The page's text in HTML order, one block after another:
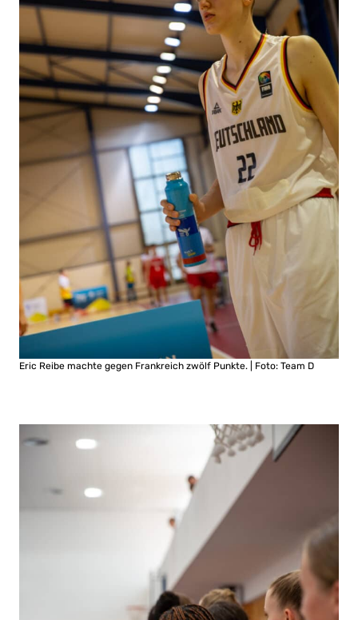
Eric Reibe machte gegen Frankreich zwölf Punkte. | Foto: Team D